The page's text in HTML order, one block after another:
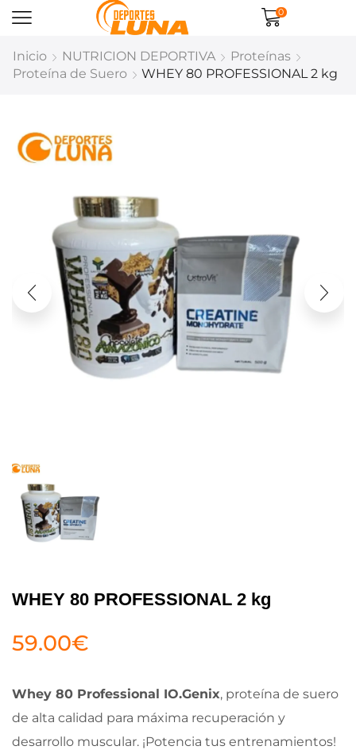
0
Inicio NUTRICION DEPORTIVA
Proteínas
Proteína de Suero
WHEY 80 PROFESSIONAL 2 kg
WHEY 80 PROFESSIONAL 2 kg
59.00€
Whey 80 Professional IO.Genix, proteína de suero
de alta calidad para máxima recuperación y
desarrollo muscular. ¡Potencia tus entrenamientos!